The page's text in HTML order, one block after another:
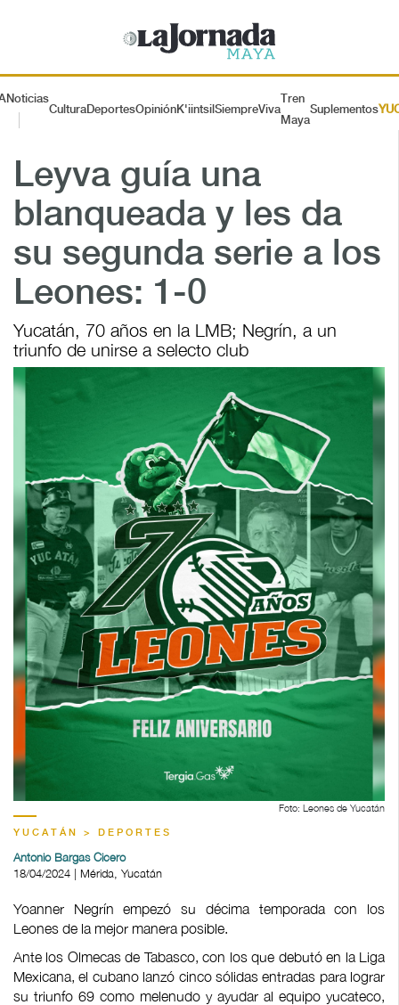
Noticias
CulturaDeportesOpiniónK'iintsil SiempreViva
Tren
Maya
Suplementos
Leyva guía una
blanqueada y les da
su segunda serie a los
Leones: 1-0
Yucatán, 70 años en la LMB; Negrín, a un
triunfo de unirse a selecto club
Foto: Leones de Yucatán
YUCATÁN > DEPORTES
Antonio Bargas Cicero
18/04/2024 | Mérida, Yucatán
Yoanner Negrín empezó su décima temporada con los
Leones de la mejor manera posible.
Ante los Olmecas de Tabasco, con los que debutó en la Liga
Mexicana, el cubano lanzó cinco sólidas entradas para lograr
su triunfo 69 como melenudo y ayudar al equipo yucateco,